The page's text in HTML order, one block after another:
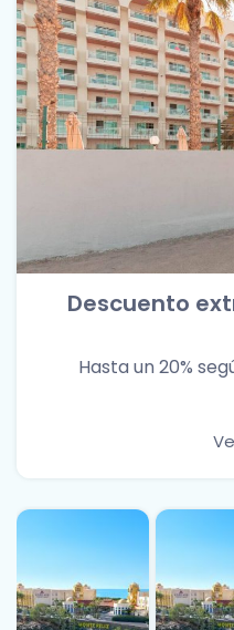
Descuento
Hasta un 20%